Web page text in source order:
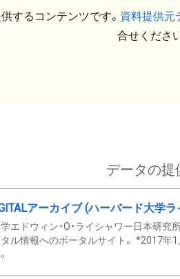
するコンテンツです。 資料提供元
合せください
データの提
アーカイブ (ハーバード大学
エドウィン・O・ライシャワー日本研究
ル情報へのポータルサイト。 *2017年